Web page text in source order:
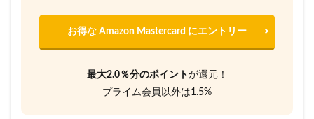
お得な Amazon Mastercard にエントリー
最大2.0％分のポイントが還元！
プライム会員以外は1.5%